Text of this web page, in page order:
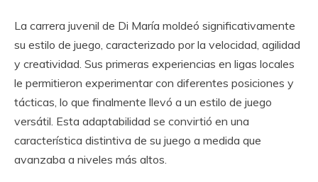
La carrera juvenil de Di María moldeó significativamente
su estilo de juego, caracterizado por la velocidad, agilidad
y creatividad. Sus primeras experiencias en ligas locales
le permitieron experimentar con diferentes posiciones y
tácticas, lo que finalmente llevó a un estilo de juego
versátil. Esta adaptabilidad se convirtió en una
característica distintiva de su juego a medida que
avanzaba a niveles más altos.